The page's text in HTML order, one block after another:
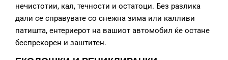
нечистотии, кал, течности и остатоци. Без разлика
дали се справувате со снежна зима или калливи
патишта, ентериерот на вашиот автомобил ќе остане
беспрекорен и заштитен.